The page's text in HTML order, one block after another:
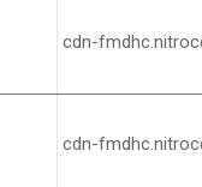
cdn-
cdn-